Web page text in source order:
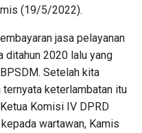
(19/5/2022).
jasa pelayanan
ditahun 2020 lalu yang
Setelah kita
ternyata keterlambatan itu
Komisi IV DPRD
wartawan, Kamis